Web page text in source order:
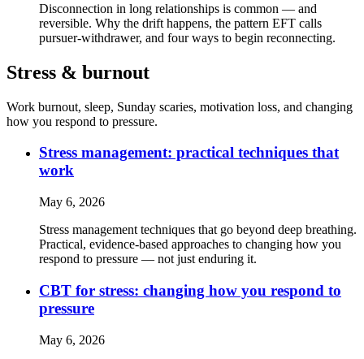
Disconnection in long relationships is common — and
reversible. Why the drift happens, the pattern EFT calls
pursuer-withdrawer, and four ways to begin reconnecting.
Stress & burnout
Work burnout, sleep, Sunday scaries, motivation loss, and changing
how you respond to pressure.
Stress management: practical techniques that
work
May 6, 2026
Stress management techniques that go beyond deep breathing.
Practical, evidence-based approaches to changing how you
respond to pressure — not just enduring it.
CBT for stress: changing how you respond to
pressure
May 6, 2026